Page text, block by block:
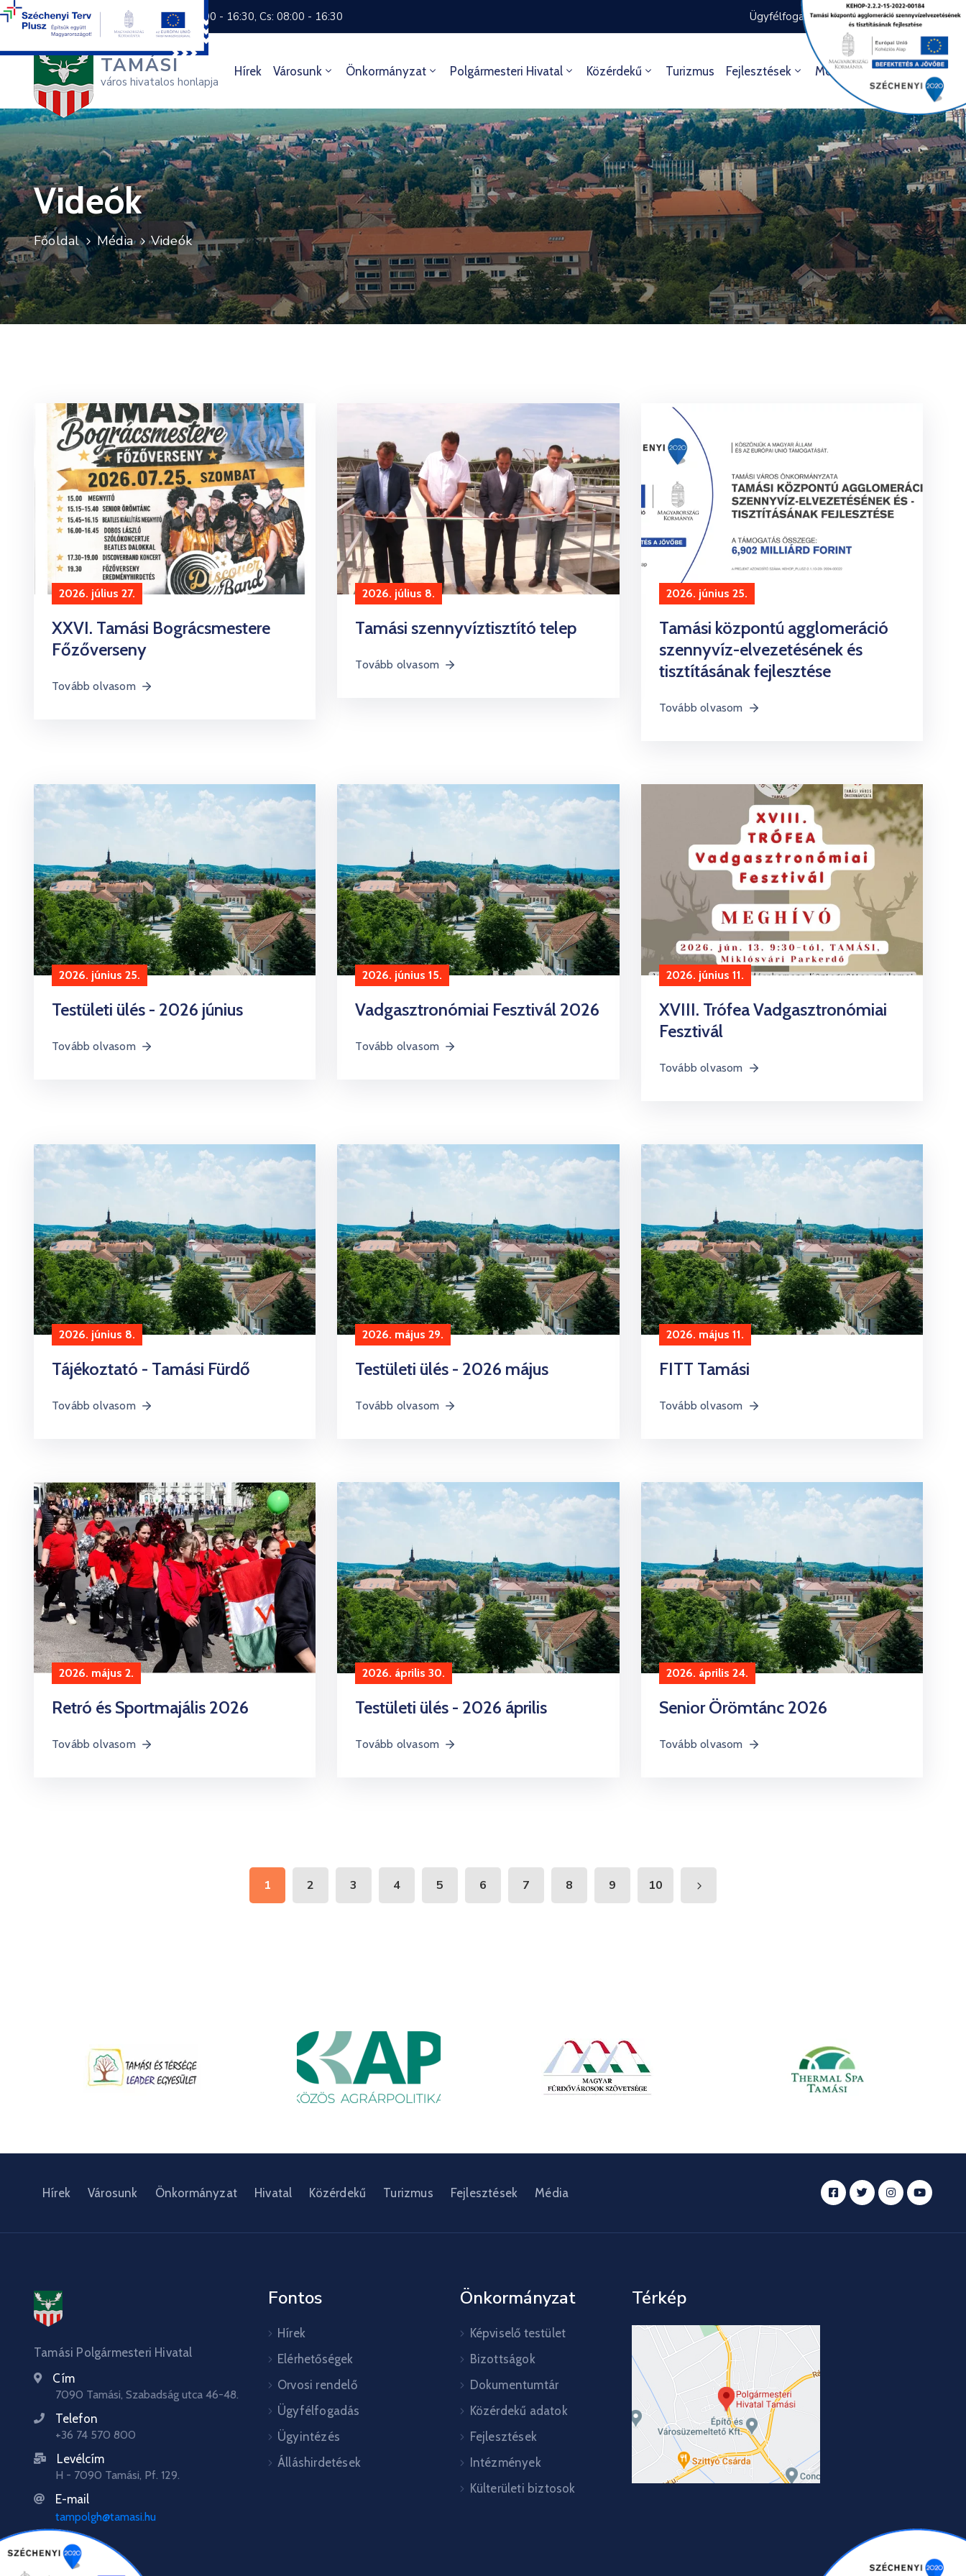
+36 74 570 800 H: 8:00 - 16:30, Cs: 08:00 - 16:30 Ügyfélfogadás rendje Ügyintézés
TAMÁSI
város hivatalos honlapja
Hírek Városunk Önkormányzat Polgármesteri Hivatal Közérdekű Turizmus Fejlesztések Média Kultúra
Videók
Főoldal Média Videók
2026. július 27.
XXVI. Tamási Bográcsmestere
Főzőverseny
Tovább olvasom
2026. július 8.
Tamási szennyvíztisztító telep
Tovább olvasom
2026. június 25.
Tamási központú agglomeráció
szennyvíz-elvezetésének és
tisztításának fejlesztése
Tovább olvasom
2026. június 25.
Testületi ülés - 2026 június
Tovább olvasom
2026. június 15.
Vadgasztronómiai Fesztivál 2026
Tovább olvasom
2026. június 11.
XVIII. Trófea Vadgasztronómiai
Fesztivál
Tovább olvasom
2026. június 8.
Tájékoztató - Tamási Fürdő
Tovább olvasom
2026. május 29.
Testületi ülés - 2026 május
Tovább olvasom
2026. május 11.
FITT Tamási
Tovább olvasom
2026. május 2.
Retró és Sportmajális 2026
Tovább olvasom
2026. április 30.
Testületi ülés - 2026 április
Tovább olvasom
2026. április 24.
Senior Örömtánc 2026
Tovább olvasom
1 2 3 4 5 6 7 8 9 10
Hírek Városunk Önkormányzat Hivatal Közérdekű Turizmus Fejlesztések Média
Tamási Polgármesteri Hivatal
Cím
7090 Tamási, Szabadság utca 46-48.
Telefon
+36 74 570 800
Levélcím
H - 7090 Tamási, Pf. 129.
E-mail
tampolgh@tamasi.hu
Fontos
Hírek
Elérhetőségek
Orvosi rendelő
Ügyfélfogadás
Ügyintézés
Álláshirdetések
Önkormányzat
Képviselő testület
Bizottságok
Dokumentumtár
Közérdekű adatok
Fejlesztések
Intézmények
Külterületi biztosok
Térkép